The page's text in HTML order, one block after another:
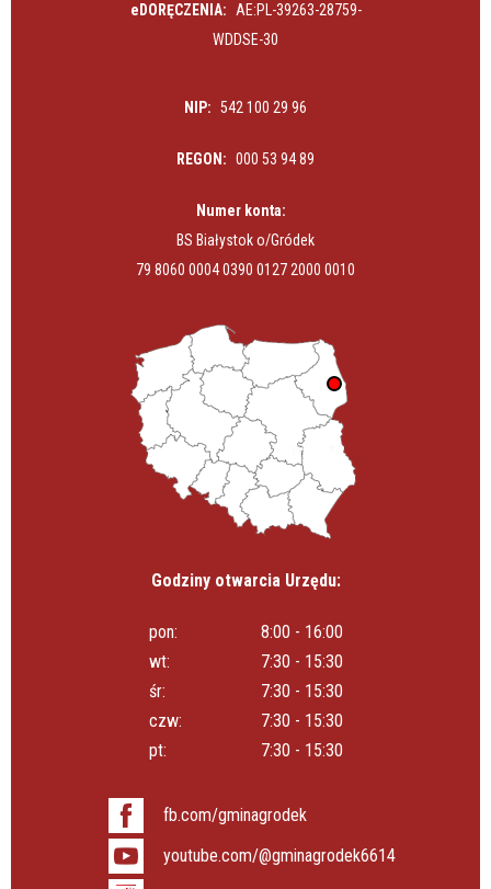
eDORĘCZENIA:
AE:PL-39263-28759-
WDDSE-30
NIP: 542 100 29 96
REGON: 000 53 94 89
Numer konta:
BS Białystok o/Gródek
79 8060 0004 0390 0127 2000 0010
Godziny otwarcia Urzędu:
pon:
8:00 - 16:00
wt:
7:30 - 15:30
śr:
7:30 - 15:30
czw:
7:30 - 15:30
pt:
7:30 - 15:30
fb.com/gminagrodek
youtube.com/@gminagrodek6614